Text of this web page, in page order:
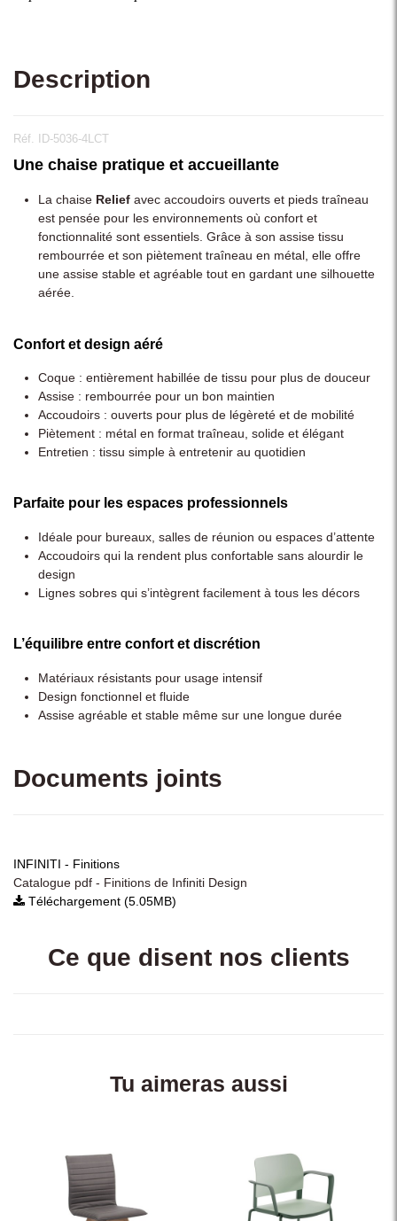
Description
Réf. ID-5036-4LCT
Une chaise pratique et accueillante
La chaise Relief avec accoudoirs ouverts et pieds traîneau
est pensée pour les environnements où confort et
fonctionnalité sont essentiels. Grâce à son assise tissu
rembourrée et son piètement traîneau en métal, elle offre
une assise stable et agréable tout en gardant une silhouette
aérée.
Confort et design aéré
Coque : entièrement habillée de tissu pour plus de douceur
Assise : rembourrée pour un bon maintien
Accoudoirs : ouverts pour plus de légèreté et de mobilité
Piètement : métal en format traîneau, solide et élégant
Entretien : tissu simple à entretenir au quotidien
Parfaite pour les espaces professionnels
Idéale pour bureaux, salles de réunion ou espaces d’attente
Accoudoirs qui la rendent plus confortable sans alourdir le
design
Lignes sobres qui s’intègrent facilement à tous les décors
L’équilibre entre confort et discrétion
Matériaux résistants pour usage intensif
Design fonctionnel et fluide
Assise agréable et stable même sur une longue durée
Documents joints
INFINITI - Finitions
Catalogue pdf - Finitions de Infiniti Design
Téléchargement (5.05MB)
Ce que disent nos clients
Tu aimeras aussi